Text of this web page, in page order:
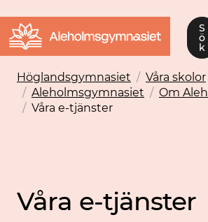
S
ö
k
Höglandsgymnasiet / Våra skolor
/ Aleholmsgymnasiet / Om
/ Våra e-tjänster
Våra e-tjänster